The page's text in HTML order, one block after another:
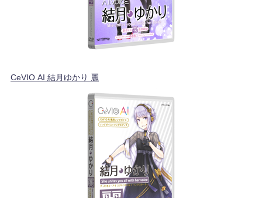
CeVIO AI 結月ゆかり 麗